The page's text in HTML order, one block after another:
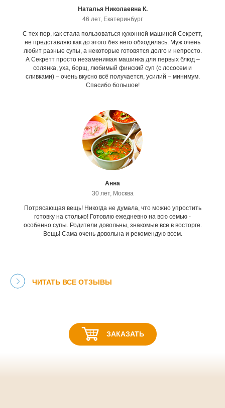
Наталья Николаевна К.
46 лет, Екатеринбург
С тех пор, как стала пользоваться кухонной машиной Секретт,
не представляю как до этого без него обходилась. Муж очень
любит разные супы, а некоторые готовятся долго и непросто.
А Секретт просто незаменимая машинка для первых блюд –
солянка, уха, борщ, любимый финский суп (с лососем и
сливками) – очень вкусно всё получается, усилий – минимум.
Спасибо большое!
Анна
30 лет, Москва
Потрясающая вещь! Никогда не думала, что можно упростить
готовку на столько! Готовлю ежедневно на всю семью -
особенно супы. Родители довольны, знакомые все в восторге.
Вещь! Сама очень довольна и рекомендую всем.
ЧИТАТЬ ВСЕ ОТЗЫВЫ
ЗАКАЗАТЬ